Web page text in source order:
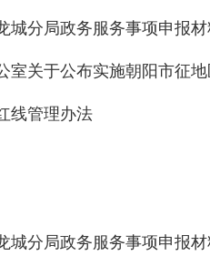
城分局政务服务事项申报
室关于公布实施朝阳市征
线管理办法
城分局政务服务事项申报